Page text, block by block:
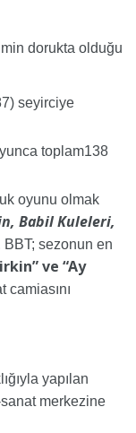
dorukta olduğu
seyirciye
toplam138
oyunu olmak
Babil Kuleleri,
sezonun en
ve “Ay
yapılan
merkezine